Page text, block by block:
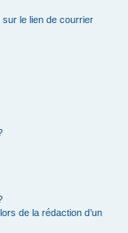
sur le lien de courrier
de la rédaction d’un